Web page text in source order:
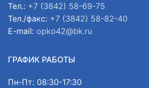
Тел.: +7 (3842) 58-69-75
Тел./факс: +7 (3842) 58-82-40
E-mail: opko42@bk.ru
ГРАФИК РАБОТЫ
Пн-Пт: 08:30-17:30